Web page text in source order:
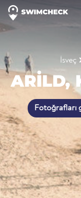
İsveç
ARILD,
Fotoğrafları